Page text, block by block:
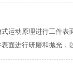
运动原理进行工件
面进行研磨和抛光，